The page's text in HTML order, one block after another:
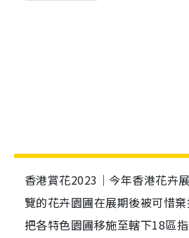
香港賞花2023｜今年香港花卉
覽的花卉園圃在展期後被可惜
把各特色園圃移施至轄下18區